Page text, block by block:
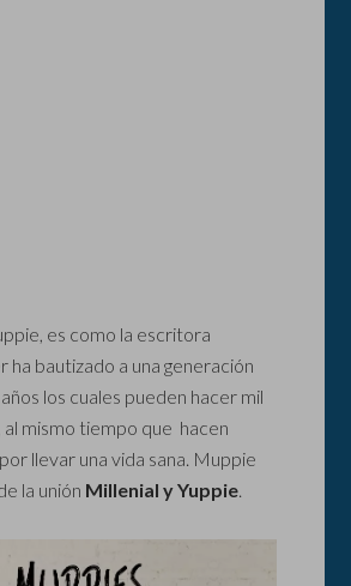
es como la escritora
ha bautizado a una generación
los cuales pueden hacer mil
al mismo tiempo que hacen
llevar una vida sana. Muppie
la unión Millenial y Yuppie.